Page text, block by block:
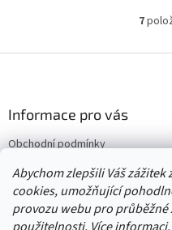
Abychom zlepšili Váš
cookies, umožňující
provozu webu pro
7
í
Informace pro vás
Obchodní podmínky
Vrácení/výměna/reklamace
Velkoobchod